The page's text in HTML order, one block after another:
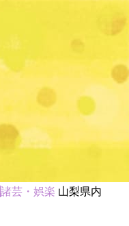
諸芸・娯楽 山梨県内